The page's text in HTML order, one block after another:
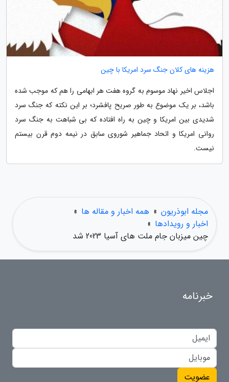
هزینه های کلان جنگ سرد امریکا با چین
اجلاس اخیر نهاد موسوم به گروه هفت هر ابهامی را هم که موجب شده
باشد، بر یک موضوع به طور صریح پافشرد؛ بر این نکته که جنگ سرد
شدیدی بین امریکا و چین به راه افتاده که بی شباهت به جنگ سرد
روانی امریکا و اتحاد جماهیر شوروی سابق در نیمه دوم قرن بیستم
نیست.
مجله ابوذریون » همه اخبار و مقاله ها »
اخبار و رویدادها »
چین میزبان جام ملت های آسیا 2023 شد
خبرنامه
عضویت